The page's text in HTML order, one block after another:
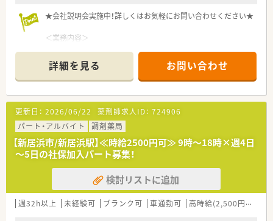
★会社説明会実施中！詳しくはお気軽にお問い合わせください★
＜業務内容＞
ご勤務いただきます。
＜こんな方にもオススメ＞
■年収アップを目指している蚊帳
■キャリアアップを目指している方
等々…
少しでも気になった方はお問い合わせくださいませ
詳細を見る お問い合わせ
更新日： 2026/06/22 薬剤師求人ID： 724906
パート・アルバイト
調剤薬局
【新居浜市/新居浜駅】≪時給2500円可≫ 9時～18時×週4日
～5日の社保加入パート募集！
検討リストに追加
週32h以上 未経験可 ブランク可 車通勤可 高時給(2,500円以上)